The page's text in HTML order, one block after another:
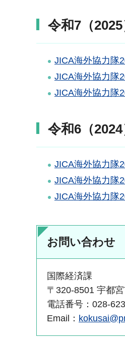
令和7（
JICA海外協力隊
JICA海外協力隊
JICA海外協力隊
令和6（
JICA海外協力隊
JICA海外協力隊
JICA海外協力隊
お問い合わせ
国際経済課
〒320-8501 宇都
電話番号：028-
Email：